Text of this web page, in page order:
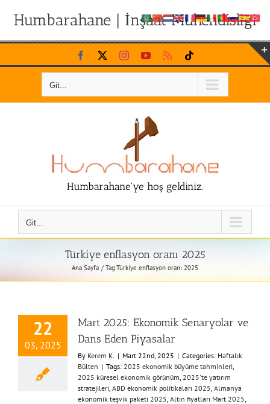
Humbarahane | İnşaat Mühendisliği
Skip
to
Facebook InstagramYouTubeRss
Git...
Humbarahane'ye hoş geldiniz.
Git...
Türkiye enflasyon oranı 2025
Ana Sayfa Tag:Türkiye enflasyon oranı 2025
22
03, 2025
Mart 2025: Ekonomik Senaryolar ve
Dans Eden Piyasalar
By Kerem K. | Mart 22nd, 2025 | Categories: Haftalık
Bülten | Tags: ​2025 ekonomik büyüme tahminleri​,
2025 küresel ekonomik görünüm​, ​2025'te yatırım
stratejileri​, ​ABD ekonomik politikaları 2025​, ​Almanya
ekonomik teşvik paketi 2025​, ​Altın fiyatları Mart 2025​,